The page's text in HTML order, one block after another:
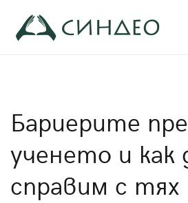
съдържанието
Бариерите
ученето и как
справим с тях